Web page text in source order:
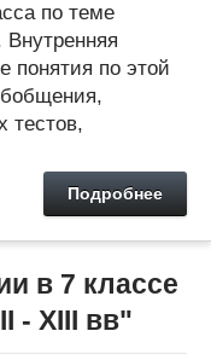
по теме
понятия по этой
тестов,
Подробнее
в 7 классе
- XIII вв"